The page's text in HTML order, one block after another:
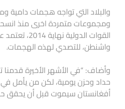
والبلاد التي تواجه هجمات دامية
ومجموعات متمردة اخرى منذ
القوات
واشنطن، للتصدي لهذه الهجمات.
وأضاف: “في الأشهر الأخيرة قدمنا
حداد وحزن يومية، لكن من يأمل
أفغانستان سيموت قبل أن يحقق